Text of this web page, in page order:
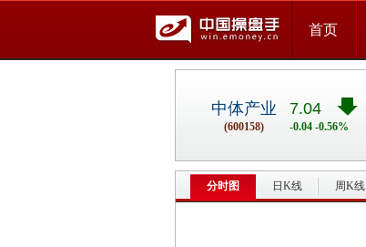
首页
中体产业
(600158)
7.04
-0.04 -0.56%
分时图 日K线 周K线